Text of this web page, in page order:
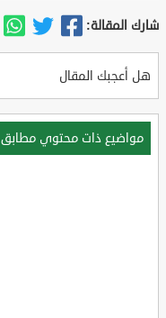
شارك المقالة:
هل أعجبك المقال
مواضيع ذات محتوي مطابق